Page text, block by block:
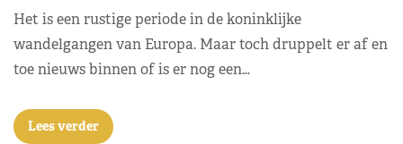
Het is een rustige periode in de koninklijke
wandelgangen van Europa. Maar toch druppelt er af en
toe nieuws binnen of is er nog een…
Lees verder